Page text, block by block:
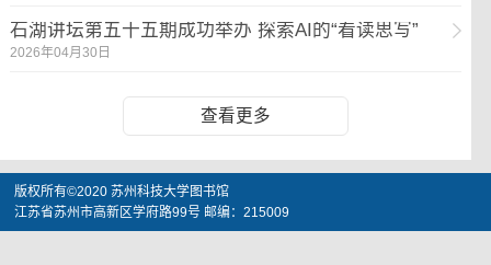
石湖讲坛第五十五期成功举办 探索AI的“看读思写”
2026年04月30日
查看更多
版权所有©2020 苏州科技大学图书馆
江苏省苏州市高新区学府路99号 邮编：215009